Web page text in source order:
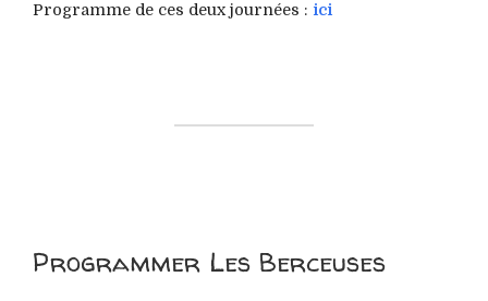
Programme de ces deux journées : ici
Programmer Les Berceuses